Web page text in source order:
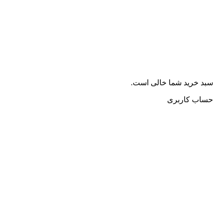
سبد خرید شما خالی است.
حساب کاربری